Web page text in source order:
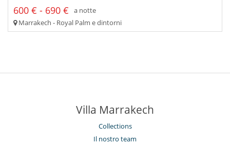
600 € - 690 €
a notte
Marrakech - Royal Palm e dintorni
Villa Marrakech
Collections
Il nostro team